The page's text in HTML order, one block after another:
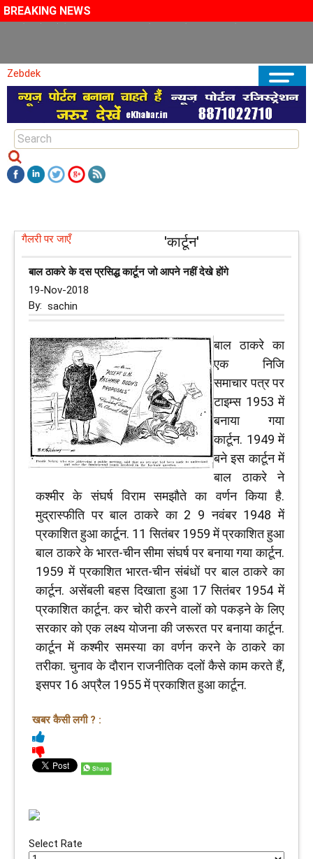
BREAKING NEWS
Zebdek
गैलरी पर जाएँ 'कार्टून'
बाल ठाकरे के दस प्रसिद्ध कार्टून जो आपने नहीं देखे होंगे
19-Nov-2018
By: sachin
बाल ठाकरे का
एक निजि
समाचार पत्र पर
टाइम्स 1953 में
बनाया गया
कार्टून. 1949 में
बने इस कार्टून में
बाल ठाकरे ने
कश्मीर के संघर्ष विराम समझौते का वर्णन किया है.
मुद्रास्फीति पर बाल ठाकरे का 2 9 नवंबर 1948 में
प्रकाशित हुआ कार्टून. 11 सितंबर 1959 में प्रकाशित हुआ
बाल ठाकरे के भारत-चीन सीमा संघर्ष पर बनाया गया कार्टून.
1959 में प्रकाशित भारत-चीन संबंधों पर बाल ठाकरे का
कार्टून. असेंबली बहस दिखाता हुआ 17 सितंबर 1954 में
प्रकाशित कार्टून. कर चोरी करने वालों को पकड़ने के लिए
सरकार को एक लक्ष्य योजना की जरूरत पर बनाया कार्टून.
कार्टून में कश्मीर समस्या का वर्णन करने के ठाकरे का
तरीका. चुनाव के दौरान राजनीतिक दलों कैसे काम करते हैं,
इसपर 16 अप्रैल 1955 में प्रकाशित हुआ कार्टून.
खबर कैसी लगी ? :
Select Rate